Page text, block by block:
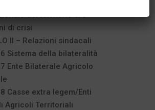
di crisi
II – Relazioni sindacali
6 Sistema della bilateralità
7 Ente Bilaterale Agricolo
Casse extra legem/Enti
Agricoli Territoriali